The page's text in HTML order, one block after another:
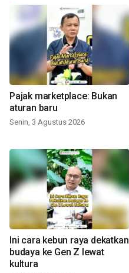
Pajak marketplace: Bukan
aturan baru
Senin, 3 Agustus 2026
Ini cara kebun raya dekatkan
budaya ke Gen Z lewat
kultura